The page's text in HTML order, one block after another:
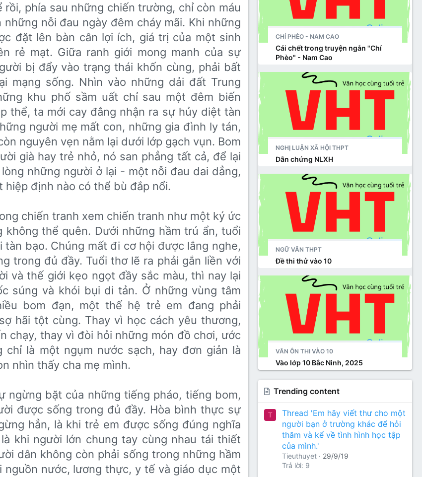
phía sau những chiến trường, chỉ còn máu
nỗi đau ngày đêm cháy mãi. Khi những
đặt lên bàn cân lợi ích, giá trị của một sinh
rẻ mạt. Giữa ranh giới mong manh của sự
bị đẩy vào trạng thái khốn cùng, phải bất
mạng sống. Nhìn vào những dải đất Trung
khu phố sầm uất chỉ sau một đêm biến
thể, ta mới cay đắng nhận ra sự hủy diệt tàn
người mẹ mất con, những gia đình ly tán,
nguyên vẹn nằm lại dưới lớp gạch vụn. Bom
già hay trẻ nhỏ, nó san phẳng tất cả, để lại
những người ở lại - một nỗi đau dai dẳng,
hiệp định nào có thể bù đắp nổi.
chiến tranh xem chiến tranh như một ký ức
không thể quên. Dưới những hầm trú ẩn, tuổi
bạo. Chúng mất đi cơ hội được lắng nghe,
trong đủ đầy. Tuổi thơ lẽ ra phải gắn liền với
và thế giới kẹo ngọt đầy sắc màu, thì nay lại
súng và khói bụi di tản. Ở những vùng tâm
bom đạn, một thế hệ trẻ em đang phải
hãi tột cùng. Thay vì học cách yêu thương,
chạy, thay vì đòi hỏi những món đồ chơi, ước
chỉ là một ngụm nước sạch, hay đơn giản là
nhìn thấy cha mẹ mình.
ngừng bặt của những tiếng pháo, tiếng bom,
được sống trong đủ đầy. Hòa bình thực sự
hẳn, là khi trẻ em được sống đúng nghĩa
khi người lớn chung tay cùng nhau tái thiết
dân không còn phải sống trong những hầm
nước, lương thực, y tế và giáo dục một
CHÍ PHÈO - NAM CAO
Cái chết trong truyện ngắn "Chí
Phèo" - Nam Cao
NGHỊ LUẬN XÃ HỘI THPT
Dẫn chứng NLXH
NGỮ VĂN THPT
Đề thi thử vào 10
VĂN ÔN THI VÀO 10
Vào lớp 10 Bắc Ninh, 2025
Trending content
T
Thread 'Em hãy viết thư cho một
người bạn ở trường khác để hỏi
thăm và kể về tình hình học tập
của mình.'
Tieuthuyet
29/9/19
Trả lời: 9